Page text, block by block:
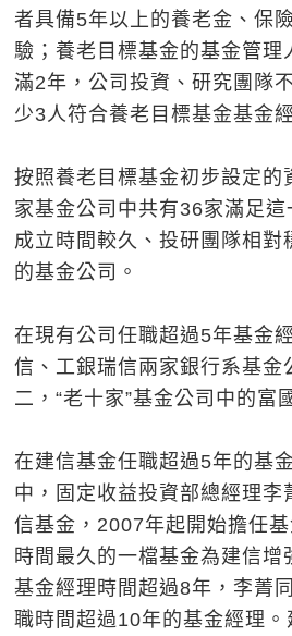
者具備5年以上的養老金、保
驗；養老目標基金的基金管理
滿2年，公司投資、研究團隊
少3人符合養老目標基金基金
按照養老目標基金初步設定的
家基金公司中共有36家滿足
成立時間較久、投研團隊相對
的基金公司。
在現有公司任職超過5年基金
信、工銀瑞信兩家銀行系基金
二，“老十家”基金公司中的富
在建信基金任職超過5年的基
中，固定收益投資部總經理李
信基金，2007年起開始擔任
時間最久的一檔基金為建信增
基金經理時間超過8年，李菁
職時間超過10年的基金經理